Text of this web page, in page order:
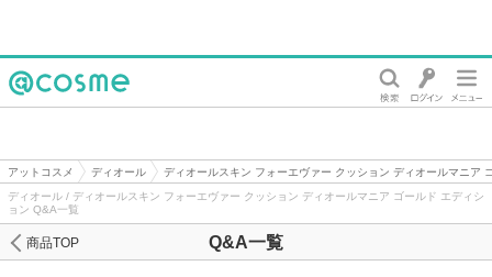
アットコスメ ディオール
ディオールスキン フォーエヴァー クッション ディオールマニア
ディオール / ディオールスキン フォーエヴァー クッション ディオールマニア ゴールド エディシ
ョン Q&A一覧
Q&A一覧
商品TOP